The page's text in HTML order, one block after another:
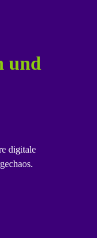
und
digitale